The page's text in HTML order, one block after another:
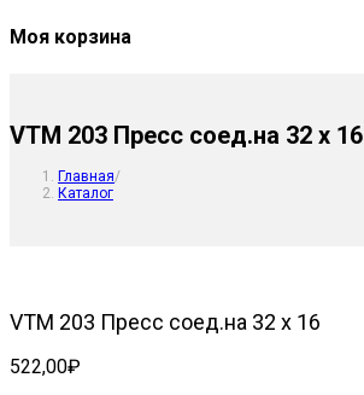
Моя корзина
VTM 203 Пресс соед.на 32 х 16
Главная/
Каталог
VTM 203 Пресс соед.на 32 х 16
522,00₽